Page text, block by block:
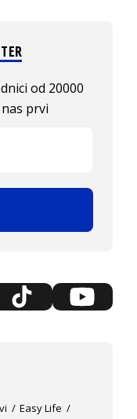
od 20000
prvi
Easy Life